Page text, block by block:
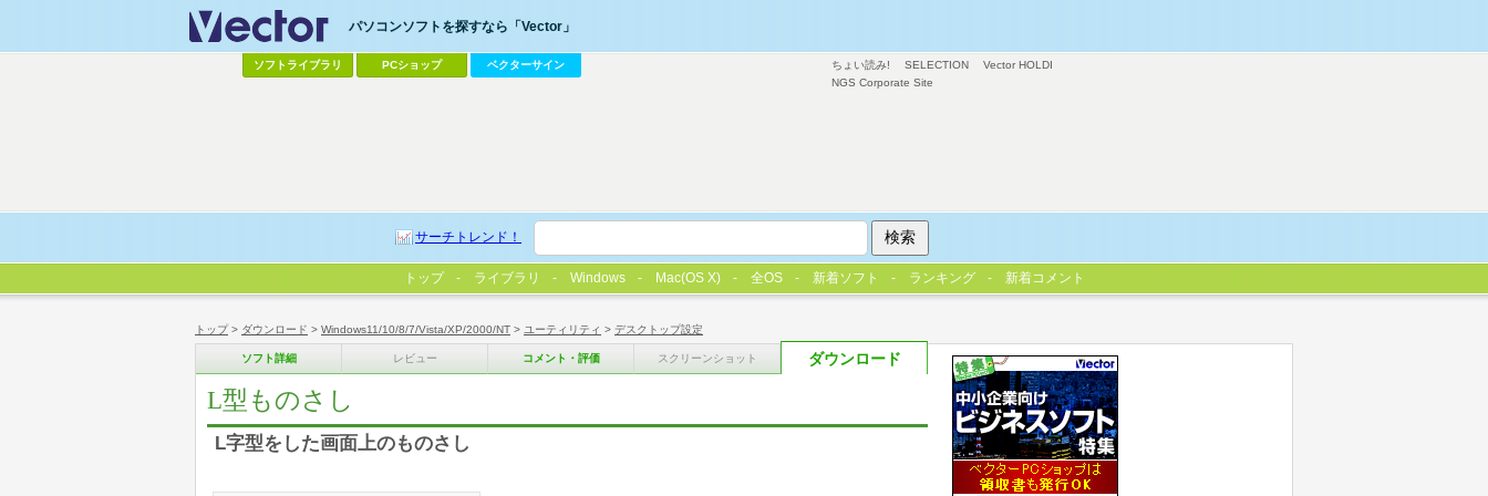
トップ> ダウンロード > Windows11/10/8/7/Vista/XP/2000/NT > ユーティリティ > デスクトップ設定
ソフト詳細 レビュー コメント・評価 スクリーンショット ダウンロード
L型ものさし
L字型をした画面上のものさし
ちょい読み! SELECTION
Vector HOLDI
NGS Corporate Site
パソコンソフトを探すなら「Vector」
ソフトライブラリ PCショップ ベクターサイン
サーチトレンド！
トップ ライブラリ Windows Mac(OS X) 全OS 新着ソフト ランキング 新着コメント